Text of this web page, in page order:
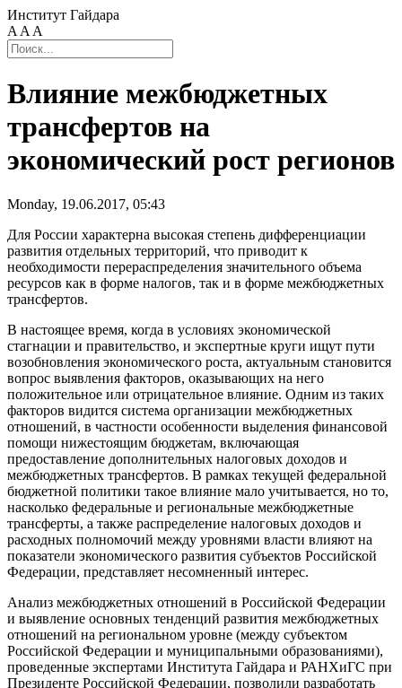
Институт Гайдара
A A A
Влияние межбюджетных
трансфертов на
экономический рост регионов
Monday, 19.06.2017, 05:43
Для России характерна высокая степень дифференциации
развития отдельных территорий, что приводит к
необходимости перераспределения значительного объема
ресурсов как в форме налогов, так и в форме межбюджетных
трансфертов.
В настоящее время, когда в условиях экономической
стагнации и правительство, и экспертные круги ищут пути
возобновления экономического роста, актуальным становится
вопрос выявления факторов, оказывающих на него
положительное или отрицательное влияние. Одним из таких
факторов видится система организации межбюджетных
отношений, в частности особенности выделения финансовой
помощи нижестоящим бюджетам, включающая
предоставление дополнительных налоговых доходов и
межбюджетных трансфертов. В рамках текущей федеральной
бюджетной политики такое влияние мало учитывается, но то,
насколько федеральные и региональные межбюджетные
трансферты, а также распределение налоговых доходов и
расходных полномочий между уровнями власти влияют на
показатели экономического развития субъектов Российской
Федерации, представляет несомненный интерес.
Анализ межбюджетных отношений в Российской Федерации
и выявление основных тенденций развития межбюджетных
отношений на региональном уровне (между субъектом
Российской Федерации и муниципальными образованиями),
проведенные экспертами Института Гайдара и РАНХиГС при
Президенте Российской Федерации, позволили разработать